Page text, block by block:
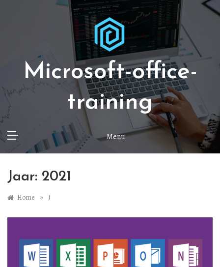
Microsoft-office-
training
Menu
Jaar: 2021
Home » J